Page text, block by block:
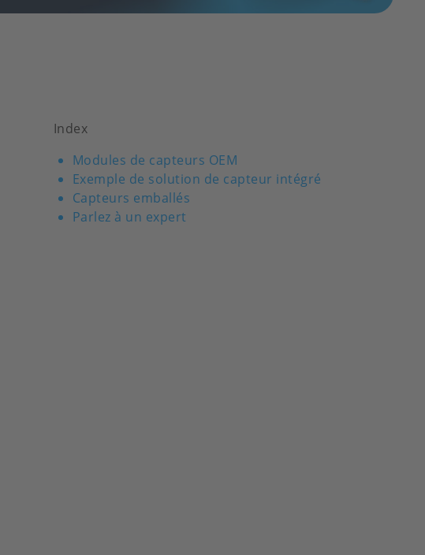
Index
Modules de capteurs OEM
Exemple de solution de capteur intégré
Capteurs emballés
Parlez à un expert